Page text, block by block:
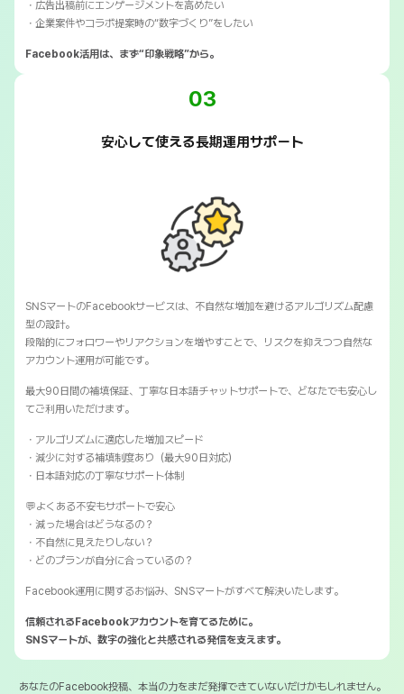
・広告出稿前にエンゲージメントを高めたい
・企業案件やコラボ提案時の“数字づくり”をしたい
Facebook活用は、まず“印象戦略”から。
03
安心して使える長期運用サポート
SNSマートのFacebookサービスは、不自然な増加を避けるアルゴリズム配慮
型の設計。
段階的にフォロワーやリアクションを増やすことで、リスクを抑えつつ自然な
アカウント運用が可能です。
最大90日間の補填保証、丁寧な日本語チャットサポートで、どなたでも安心し
てご利用いただけます。
・アルゴリズムに適応した増加スピード
・減少に対する補填制度あり（最大90日対応）
・日本語対応の丁寧なサポート体制
💬よくある不安もサポートで安心
・減った場合はどうなるの？
・不自然に見えたりしない？
・どのプランが自分に合っているの？
Facebook運用に関するお悩み、SNSマートがすべて解決いたします。
信頼されるFacebookアカウントを育てるために。
SNSマートが、数字の強化と共感される発信を支えます。
あなたのFacebook投稿、本当の力をまだ発揮できていないだけかもしれません。